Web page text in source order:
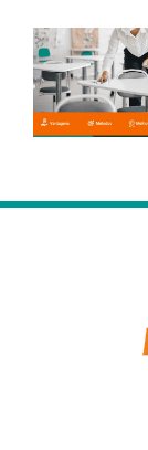
Limpeza
Profissional
de Escolas